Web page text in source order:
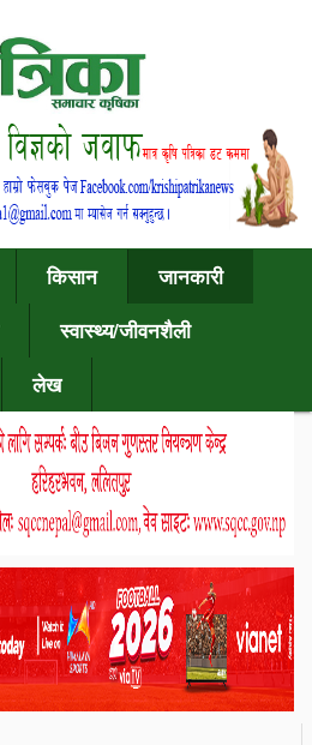
किसान
जानकारी
स्वास्थ्य/जीवनशैली
लेख